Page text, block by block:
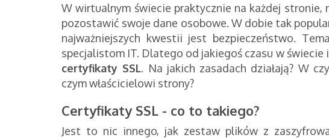
W wirtualnym świecie praktycznie na każdej stronie,
pozostawić swoje dane osobowe. W dobie tak
najważniejszych kwestii jest bezpieczeństwo.
specjalistom IT. Dlatego od jakiegoś czasu w
certyfikaty SSL. Na jakich zasadach działają? W
czym właścicielowi strony?
Certyfikaty SSL - co to takiego?
Jest to nic innego, jak zestaw plików z